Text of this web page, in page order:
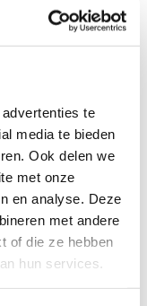
te
media te bieden
Ook delen we
met onze
en analyse. Deze
met andere
of die ze hebben
hun services.
MFi